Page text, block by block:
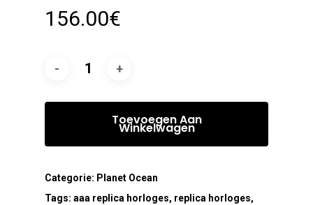
156.00€
Toevoegen Aan
Winkelwagen
Categorie: Planet Ocean
Tags: aaa replica horloges, replica horloges,